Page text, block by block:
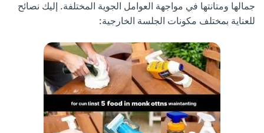
جمالها ومتانتها في مواجهة العوامل الجوية المختلفة. إليك نصائح
للعناية بمختلف مكونات الجلسة الخارجية: